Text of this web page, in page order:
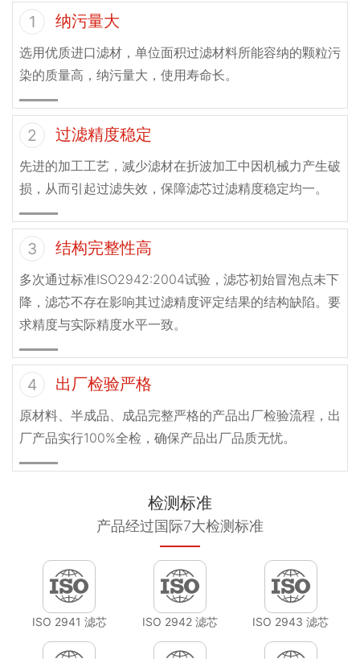
1 纳污量大
选用优质进口滤材，单位面积过滤材料所能容纳的颗粒污
染的质量高，纳污量大，使用寿命长。
2 过滤精度稳定
先进的加工工艺，减少滤材在折波加工中因机械力产生破
损，从而引起过滤失效，保障滤芯过滤精度稳定均一。
3 结构完整性高
多次通过标准ISO2942:2004试验，滤芯初始冒泡点未下
降，滤芯不存在影响其过滤精度评定结果的结构缺陷。要
求精度与实际精度水平一致。
4 出厂检验严格
原材料、半成品、成品完整严格的产品出厂检验流程，出
厂产品实行100%全检，确保产品出厂品质无忧。
检测标准
产品经过国际7大检测标准
ISO 2941 滤芯 ISO 2942 滤芯 ISO 2943 滤芯